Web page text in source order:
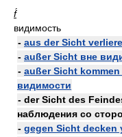
f́
видимость
- aus der Sicht
- außer Sicht вне
- außer Sicht
видимости
- der Sicht des
наблюдения со
- gegen Sicht decken